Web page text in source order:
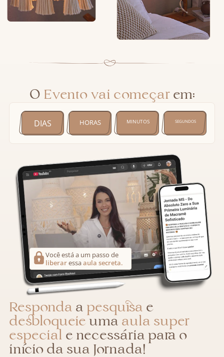
O Evento vai começarem:
DIAS HORAS MINUTOS SEGUNDOS
Responda a pesquisa e
desbloqueie uma aula super
especial e necessária para o
início da sua Jornada!
Você está a um passo de
liberaressaaula secreta.